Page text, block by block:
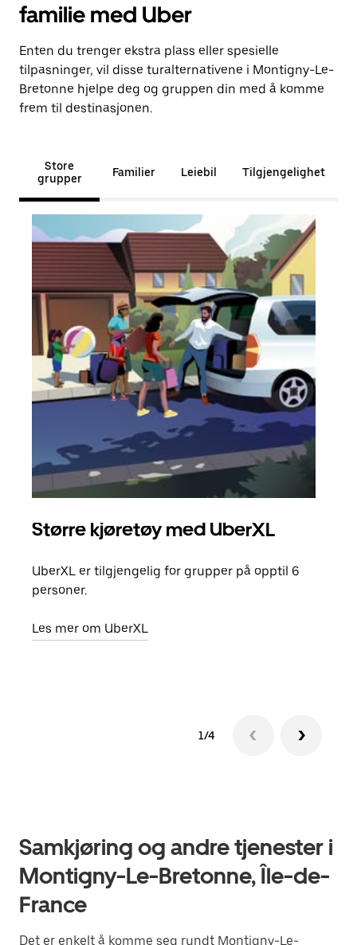
familie med Uber
Enten du trenger ekstra plass eller spesielle
tilpasninger, vil disse turalternativene i Montigny-Le-
Bretonne hjelpe deg og gruppen din med å komme
frem til destinasjonen.
Store
grupper
Familier Leiebil Tilgjengelighet
Større kjøretøy med UberXL
UberXL er tilgjengelig for grupper på opptil 6
personer.
Les mer om UberXL
1/4
Samkjøring og andre tjenester i
Montigny-Le-Bretonne, Île-de-
France
Det er enkelt å komme seg rundt Montigny-Le-